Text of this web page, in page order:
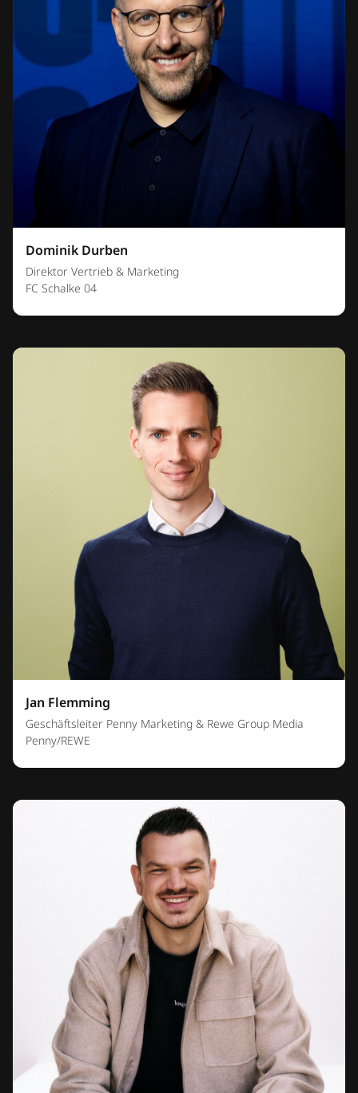
Dominik Durben
Direktor Vertrieb & Marketing
FC Schalke 04
Jan Flemming
Geschäftsleiter Penny Marketing & Rewe Group Media
Penny/REWE